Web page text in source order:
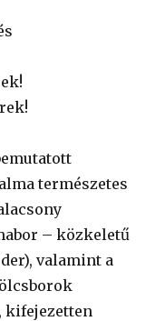
természetes
– közkeletű
valamint a
kifejezetten